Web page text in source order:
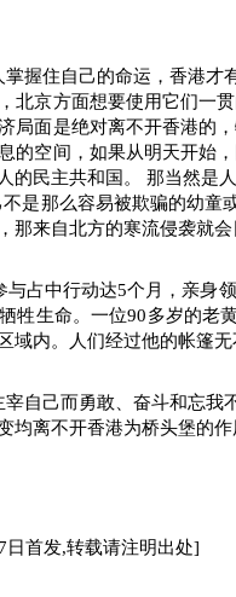
握住自己的命运，香港
北京方面想要使用它们一
局面是绝对离不开香港的
的空间，如果从明天开始
的民主共和国。
那当然是
是那么容易被欺骗的幼
那来自北方的寒流侵袭就会
与占中行动达5个月，亲身
牲生命。一位90多岁的老
域内。人们经过他的帐篷
自己而勇敢、奋斗和忘
均离不开香港为桥头堡的
日首发,转载请注明出处]